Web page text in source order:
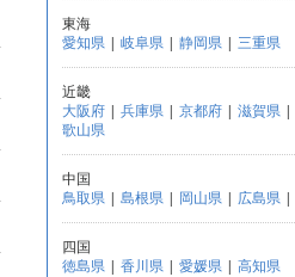
東海
愛知県 | 岐阜県 | 静岡県 | 三重県
近畿
大阪府 | 兵庫県 | 京都府 | 滋賀県 |
歌山県
中国
鳥取県 | 島根県 | 岡山県 | 広島県 |
四国
徳島県 | 香川県 | 愛媛県 | 高知県